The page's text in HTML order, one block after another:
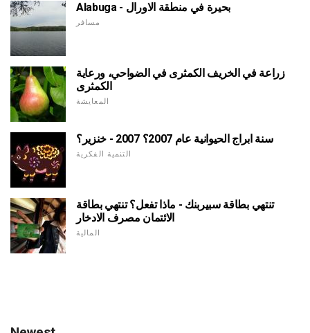
Alabuga - بحيرة في منطقة الاورال
مسافر
زراعة في الخريف الكمثرى في الضواحي، ورعاية
الكمثرى
المعايشة
سنة ابراج الحيوانية عام 2007؟ 2007 - خنزير؟
التنمية الفكرية
تنتهي بطاقة سبيربنك - ماذا تفعل؟ تنتهي بطاقة
الائتمان مصرف الادخار
المالية